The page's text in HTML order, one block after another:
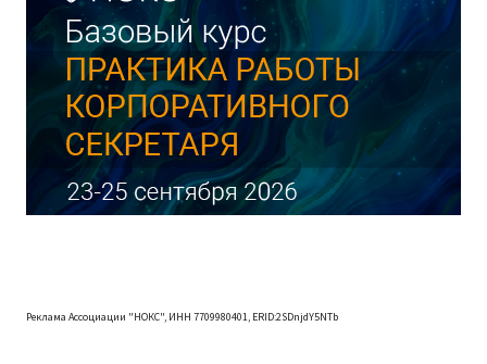
Реклама Ассоциации "НОКС", ИНН 7709980401, ERID:2SDnjdY5NTb